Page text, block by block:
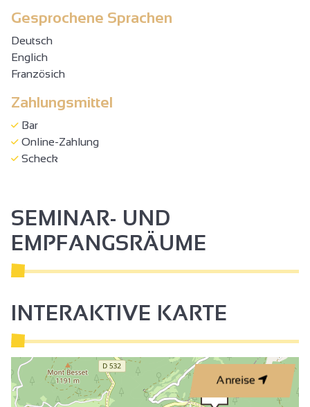
Gesprochene Sprachen
Deutsch
Englich
Französich
Zahlungsmittel
Bar
Online-Zahlung
Scheck
SEMINAR- UND
EMPFANGSRÄUME
INTERAKTIVE KARTE
Anreise